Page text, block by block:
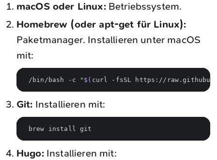
macOS oder Linux:Betriebssystem.
Homebrew (oder apt-get für Linux):
Paketmanager. Installieren unter macOS
mit:
/bin/bash -c " $( curl -fsSL https://
Git: Installieren mit:
Hugo:Installieren mit: